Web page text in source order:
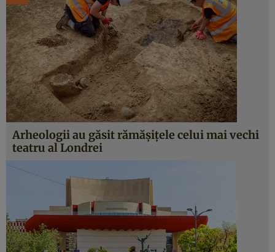
Arheologii au găsit rămășițele celui mai vechi
teatru al Londrei